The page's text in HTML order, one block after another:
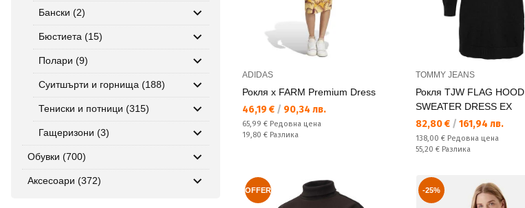
Бански (2)
Бюстиета (15)
Полари (9)
Суитшърти и горнища (188)
Тениски и потници (315)
Гащеризони (3)
Обувки (700)
Аксесоари (372)
ADIDAS
Рокля x FARM Premium Dress
Текуща цена:
46,19 € / 90,34 лв.
Редовна цена:
65,99 € Редовна цена
Спестявате:
19,80 € Разлика
TOMMY JEANS
Рокля TJW FLAG HOOD
SWEATER DRESS EX
Текуща цена:
82,80 € / 161,94 лв.
Редовна цена:
138,00 € Редовна цена
Спестявате:
55,20 € Разлика
OFFER -25%